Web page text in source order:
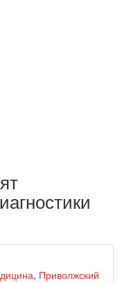
, Приволжский